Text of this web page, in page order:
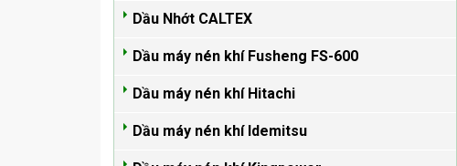
Dầu Nhớt CALTEX
Dầu máy nén khí Fusheng FS-600
Dầu máy nén khí Hitachi
Dầu máy nén khí Idemitsu